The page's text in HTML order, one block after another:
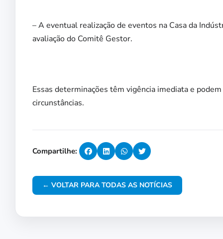
– A eventual realização de eventos na Casa da
avaliação do Comitê Gestor.
Essas determinações têm vigência imediata e
circunstâncias.
Compartilhe:
← VOLTAR PARA TODAS AS NOTÍCIAS